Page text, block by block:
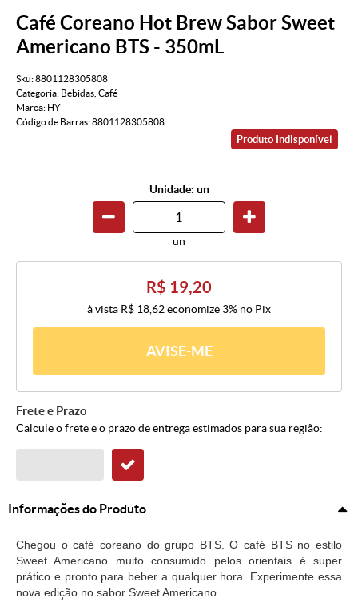
Café Coreano Hot Brew Sabor Sweet
Americano BTS - 350mL
Sku:8801128305808
Categoria: Bebidas Café
Marca: HY
Código de Barras:8801128305808
Produto Indisponível
Unidade: un
un
R$ 19,20
à vista R$ 18,62economize 3% no Pix
AVISE-ME
Frete e Prazo
Calcule o frete e o prazo de entrega estimados para sua região:
Informações do Produto
Chegou o café coreano do grupo BTS. O café BTS no estilo
Sweet Americano muito consumido pelos orientais é super
prático e pronto para beber a qualquer hora. Experimente essa
nova edição no sabor Sweet Americano